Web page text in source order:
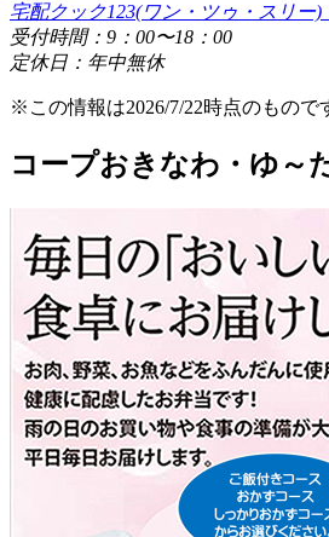
宅配クック123(ワン・ツゥ・スリー)
受付時間：9：00〜18：00
定休日：年中無休
※この情報は2026/7/22時点のもので
コープおきなわ・ゆ～